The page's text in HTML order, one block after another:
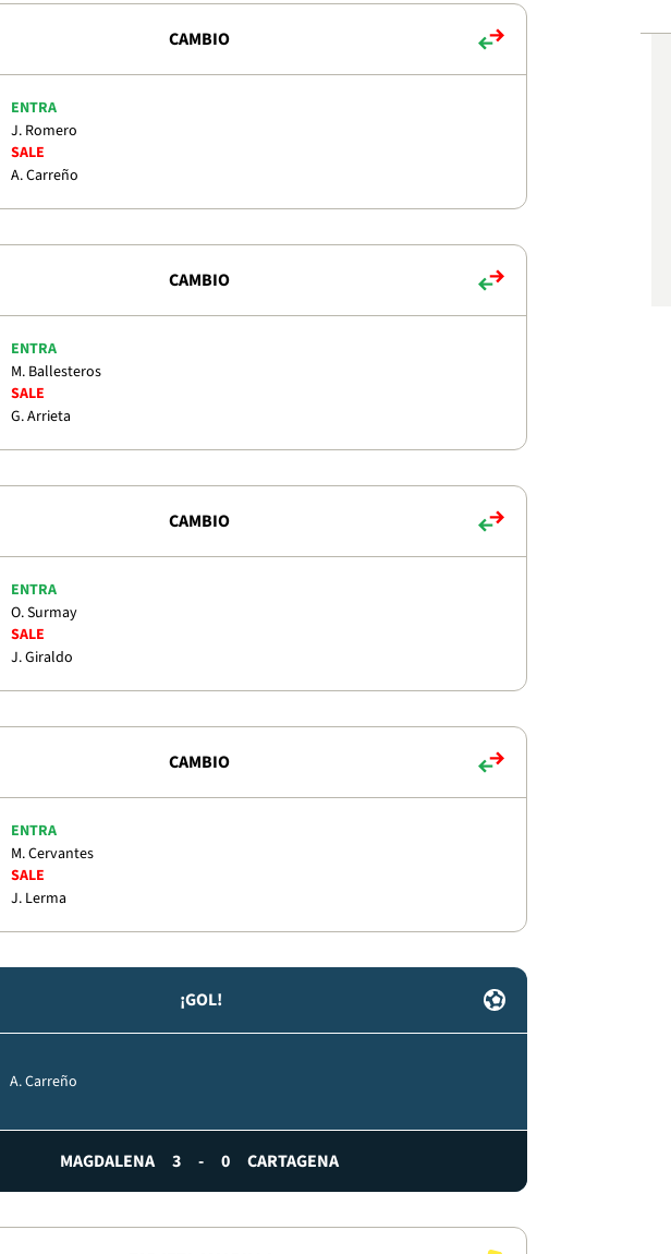
CAMBIO
ENTRA
J. Romero
SALE
A. Carreño
CAMBIO
ENTRA
M. Ballesteros
SALE
G. Arrieta
CAMBIO
ENTRA
O. Surmay
SALE
J. Giraldo
CAMBIO
ENTRA
M. Cervantes
SALE
J. Lerma
¡GOL!
A. Carreño
MAGDALENA 3 - 0 CARTAGENA